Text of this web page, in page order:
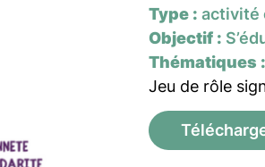
Type :activité
Objectif :
Thématiques :
Jeu de rôle